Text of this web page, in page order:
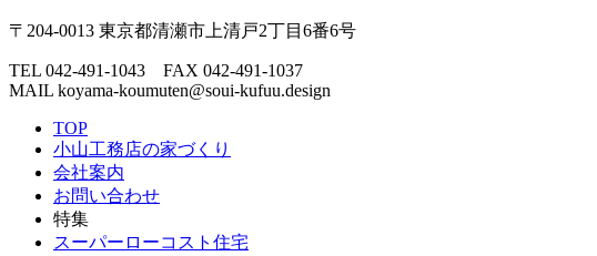
〒204-0013 東京都清瀬市上清戸2丁目6番6号
TEL 042-491-1043 FAX 042-491-1037
MAIL koyama-koumuten@soui-kufuu.design
TOP
小山工務店の家づくり
会社案内
お問い合わせ
特集
スーパーローコスト住宅